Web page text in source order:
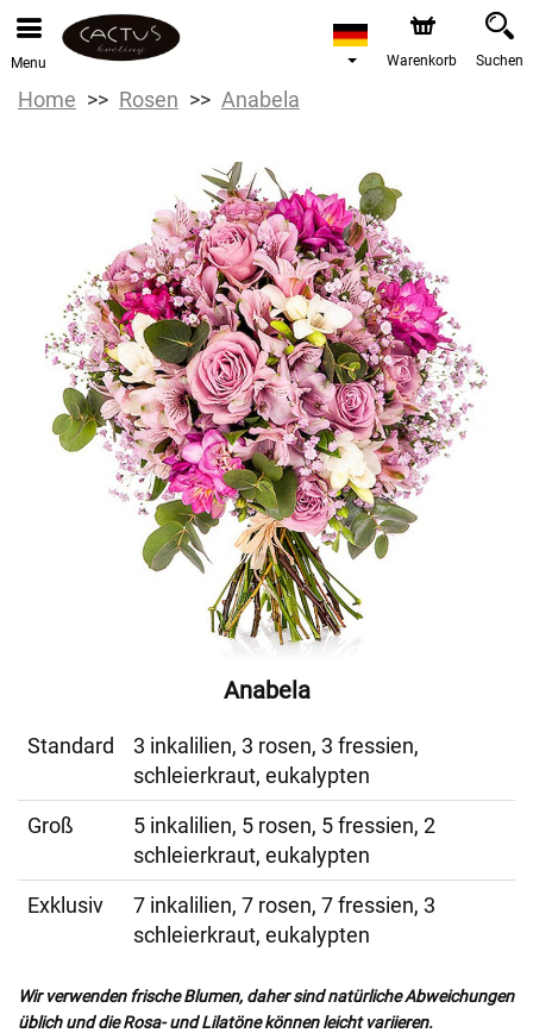
Menu Warenkorb Suchen
Home Rosen Anabela
Anabela
Standard
3 inkalilien, 3 rosen, 3 fressien,
schleierkraut, eukalypten
Groß
5 inkalilien, 5 rosen, 5 fressien, 2
schleierkraut, eukalypten
Exklusiv
7 inkalilien, 7 rosen, 7 fressien, 3
schleierkraut, eukalypten
Wir verwenden frische Blumen, daher sind natürliche Abweichungen
üblich und die Rosa- und Lilatöne können leicht variieren.